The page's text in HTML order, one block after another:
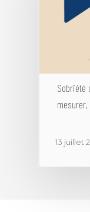
Sobriété
13 juillet